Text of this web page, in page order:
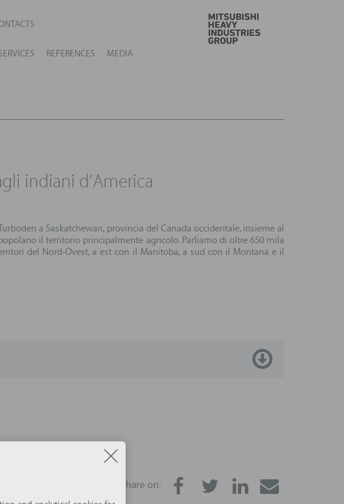
REFERENCES MEDIA
indiani d’America
a Saskatchewan, provincia del Canada occidentale, insieme al
il territorio principalmente agricolo. Parliamo di oltre 650 mila
del Nord-Ovest, a est con il Manitoba, a sud con il Montana e il
Share on: